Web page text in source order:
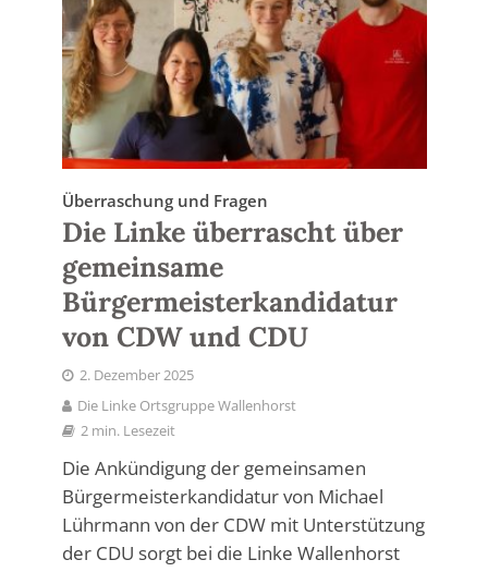
Überraschung und Fragen
Die Linke überrascht über
gemeinsame
Bürgermeisterkandidatur
von CDW und CDU
2. Dezember 2025
Die Linke Ortsgruppe Wallenhorst
2 min. Lesezeit
Die Ankündigung der gemeinsamen
Bürgermeisterkandidatur von Michael
Lührmann von der CDW mit Unterstützung
der CDU sorgt bei die Linke Wallenhorst